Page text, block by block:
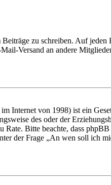
zu schreiben. Auf jeden
Versand an andere
Internet von 1998) ist ein
des oder der
Bitte beachte, dass
der Frage „An wen soll ich